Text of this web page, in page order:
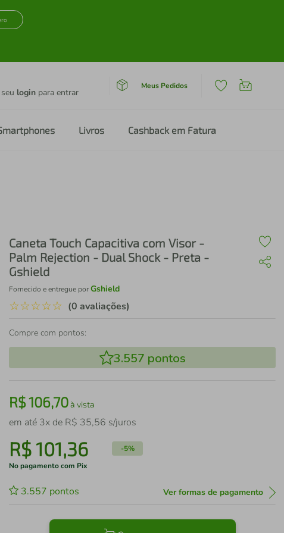
login para entrar
Meus Pedidos
Livros Cashback em Fatura
Caneta Touch Capacitiva com Visor -
Palm Rejection - Dual Shock - Preta -
Gshield
Fornecido e entregue porGshield
☆☆☆☆☆ (0 avaliações)
Compre com pontos:
3.557 pontos
R$106,70à vista
em até 3x de R$ 35,56 s/juros
R$101,36 -5%
No pagamento com Pix
3.557 pontos Ver formas de pagamento